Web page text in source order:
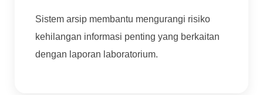
Sistem arsip membantu mengurangi risiko
kehilangan informasi penting yang berkaitan
dengan laporan laboratorium.